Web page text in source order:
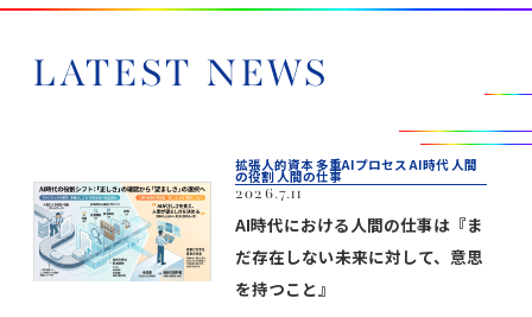
LATEST NEWS
拡張人的資本 多重AIプロセス AI時代 人間
の役割 人間の仕事
2026.7.11
AI時代における人間の仕事は『ま
だ存在しない未来に対して、意思
を持つこと』